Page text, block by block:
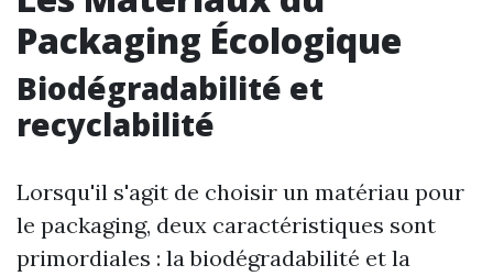
Packaging Écologique
Biodégradabilité et
recyclabilité
Lorsqu'il s'agit de choisir un matériau pour
le packaging, deux caractéristiques sont
primordiales : la biodégradabilité et la